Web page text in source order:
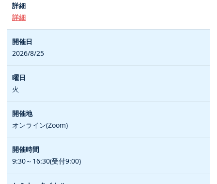
詳細
2026/8/25
火
オンライン(Zoom)
9:30～16:30(受付9:00)